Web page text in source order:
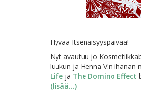
Hyvää Itsenäisyyspäivää!
Nyt avautuu jo
luukun ja Henna V:n ihanan
Life ja The Domino Effect
(lisää…)